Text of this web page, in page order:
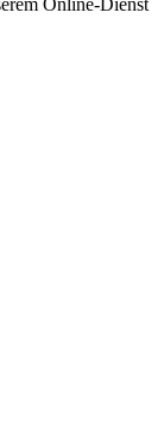
Online-Dienst